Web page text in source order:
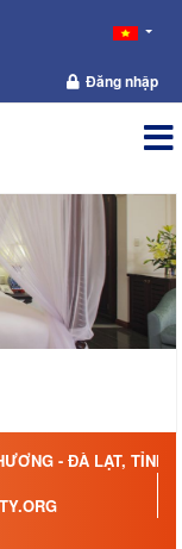
Đăng nhập
- ĐÀ LẠT, TỈNH